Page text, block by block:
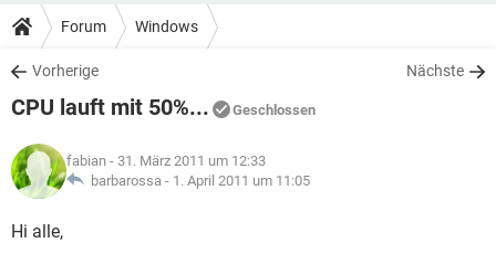
ANDROID
WINDOWS 10
WHATSAPP TIKTOK
FACEBOOK
TIPPS & TRICKS
SPIELE
WHATSAPP TIKTOK
FACEBOOK
DOWNLOADS
SPIELE STREAMING
ANDROID
WINDOWS 10 INSTAGRAM
WHATSAPP
SPIELE STREAMING
ANDROID
WINDOWS 10
LEXIKON
SPIELE
Forum Windows
Vorherige Nächste
CPU lauft mit 50%... Geschlossen
fabian - 31. März 2011 um 12:33
barbarossa - 1. April 2011 um 11:05
Hi alle,